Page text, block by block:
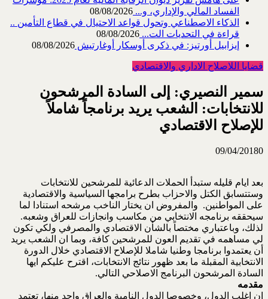
الفساد المالي والإداري، و... 08/08/2026
الذكاء الاصطناعي وتحول قواعد الاحتيال في قطاع ‏التأمين ..
قراءة في التحديات الت... 08/08/2026
إيزابيل أورتيز: في ذكرى ‏أوسكار أوغارتيش 08/08/2026
قضايا اللاصلاح الاداري والاقتصادي
سمير النصيري: إلى السادة المرشحون
للانتخابات: الشعب يريد برنامجاً شاملاً
للإصلاح الاقتصادي
09/04/20180
بعد ايام قليله ستبدأ الحملات الدعائية للمرشحين للانتخابات
وستتسابق الكتل والاحزاب بطرح برامجها السياسية والاقتصادية
على المواطنين. والمفروض ان يختار الناخب مرشحه استنادا لما
سيحققه برنامجه الانتخابي من مكاسب وانجازات للعراق وشعبه.
لذلك، وباعتباري مختصاً بالشأن الاقتصادي والمصرفي ولكي تكون
لي مساهمه في تقديم العون للمرشحين كافة، وبما ان الشعب يريد
أن يعتمدوا برنامجا وطنيا شاملا للإصلاح الاقتصادي خلال الدورة
الانتخابية المقبلة ما بعد ظهور نتائج الانتخابات، اقترح عليكم ايها
السادة المرشحون البرنامج الاصلاحي التالي.
مقدمه
إن اغلب الدول، وخصوصا الدول النامية والعراق واحد منها، تعتمد